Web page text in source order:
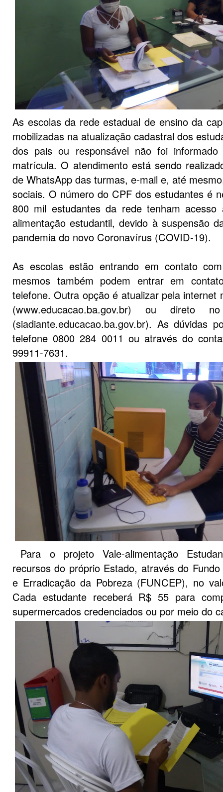
As escolas da rede estadual de ensino da
mobilizadas na atualização cadastral dos
dos pais ou responsável não foi
matrícula. O atendimento está sendo
de WhatsApp das turmas, e-mail e, até
sociais. O número do CPF dos estudantes é
800 mil estudantes da rede tenham
alimentação estudantil, devido à suspensão
pandemia do novo Coronavírus (COVID-19).
As escolas estão entrando em contato
mesmos também podem entrar em
telefone. Outra opção é atualizar pela internet
(www.educacao.ba.gov.br) ou direto no
(siadiante.educacao.ba.gov.br). As dúvidas
telefone 0800 284 0011 ou através do
99911-7631.
Para o projeto Vale-alimentação
recursos do próprio Estado, através do
e Erradicação da Pobreza (FUNCEP), no
Cada estudante receberá R$ 55 para
supermercados credenciados ou por meio do